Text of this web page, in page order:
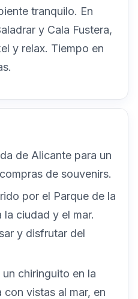
tranquilo. En
y Cala Fustera,
y relax. Tiempo en
de Alicante para un
de souvenirs.
por el Parque de la
la ciudad y el mar.
y disfrutar del
chiringuito en la
vistas al mar, en